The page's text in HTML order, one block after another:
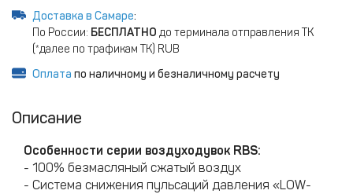
Доставка в Самаре:
По России: БЕСПЛАТНО до терминала отправления ТК
(*далее по трафикам ТК) RUB
Оплата по наличному и безналичному расчету
Описание
Особенности серии воздуходувок RBS:
- 100% безмасляный сжатый воздух
- Система снижения пульсаций давления «LOW-